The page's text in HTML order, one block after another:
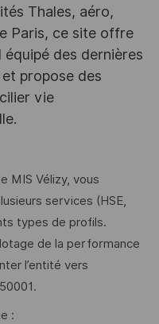
Thales, aéro,
Paris, ce site offre
des dernières
propose des
vie
MIS Vélizy, vous
services (HSE,
types de profils.
de la performance
l’entité vers
: